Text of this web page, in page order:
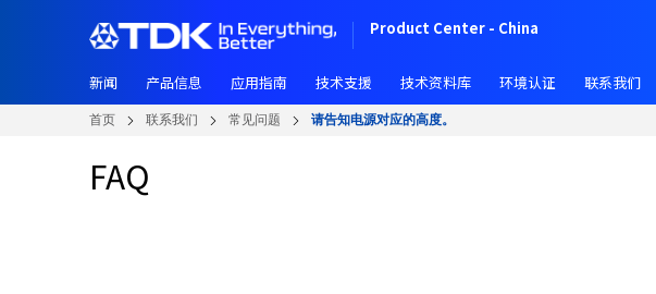
要
Product Center - China
新闻 产品信息 应用指南 技术支援 技术资料库 环境认证 联系我们
首页 联系我们 常见问题 请告知电源对应的高度。
FAQ